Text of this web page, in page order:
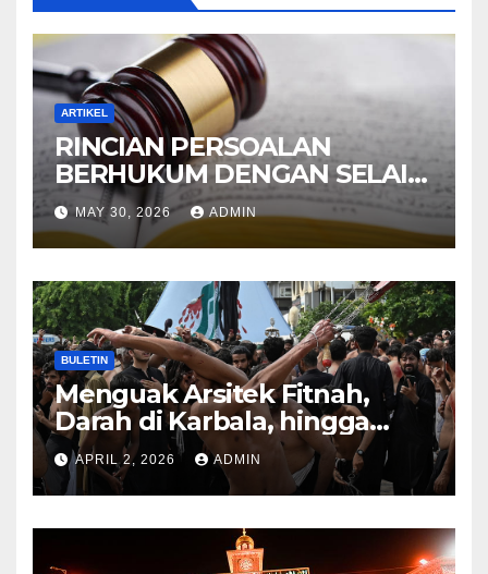
ARTIKEL
RINCIAN PERSOALAN
BERHUKUM DENGAN SELAIN
HUKUM ALLAH DALAM
KITAB AT-TAMHID SYARAH
KITAB AT-TAUHID
MAY 30, 2026 ADMIN
BULETIN
Menguak Arsitek Fitnah,
Darah di Karbala, hingga
Lahirnya Sekte-sekte serta
Mitos Imam Gaib
APRIL 2, 2026 ADMIN